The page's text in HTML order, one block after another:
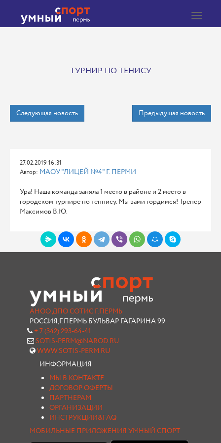
Toggle
ТУРНИР ПО ТЕНИСУ
Следующая новость Предыдущая новость
27.02.2019 16:31
Автор: МАОУ "ЛИЦЕЙ №4" Г. ПЕРМИ
Ура! Наша команда заняла 1 место в районе и 2 место в
городском турнире по теннису. Мы вами гордимся! Тренер
Максимов В.Ю.
АНОО ДПО СОТИС Г.ПЕРМЬ
РОССИЯ,Г.ПЕРМЬ БУЛЬВАР ГАГАРИНА 99
+ 7 (342) 293-64-41
SOTIS-PERM@NAROD.RU
WWW.SOTIS-PERM.RU
ИНФОРМАЦИЯ
МЫ В КОНТАКТЕ
ДОГОВОР ОФЕРТЫ
ПАРТНЕРАМ
ОРГАНИЗАЦИИ
ИНСТРУКЦИИ&FAQ
МОБИЛЬНЫЕ ПРИЛОЖЕНИЯ УМНЫЙ СПОРТ